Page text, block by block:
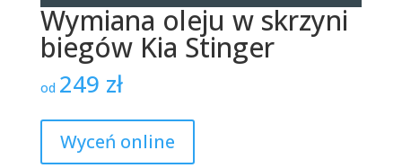
Wymiana oleju w skrzyni
biegów Kia Stinger
od 249 zł
Wyceń online